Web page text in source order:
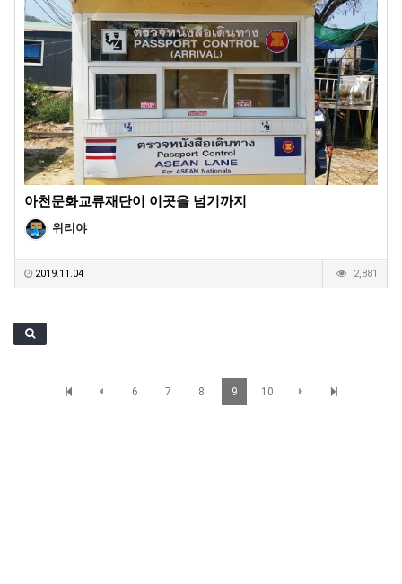
아천문화교류재단이 이곳을 넘기까지
위리야
2019.11.04 2,881
6 7 8 9 10